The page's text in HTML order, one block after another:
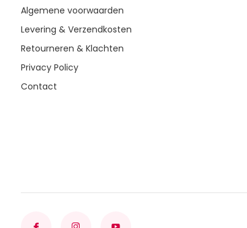
Algemene voorwaarden
Levering & Verzendkosten
Retourneren & Klachten
Privacy Policy
Contact